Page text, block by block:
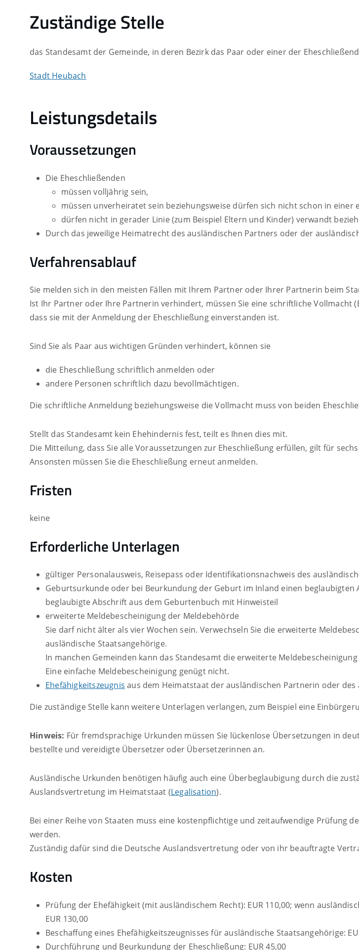
Zuständige Stelle
das Standesamt der Gemeinde, in deren Bezirk das Paar oder einer der
Stadt Heubach
Leistungsdetails
Voraussetzungen
Die Eheschließenden
müssen volljährig sein,
müssen unverheiratet sein beziehungsweise dürfen sich nicht schon in
dürfen nicht in gerader Linie(zum Beispiel Eltern und Kinder) verwandt
Durch das jeweilige Heimatrecht des ausländischen Partners oder der
Verfahrensablauf
Sie melden sich in den meisten Fällen mit Ihrem Partner oder Ihrer Partnerin beim
Ist Ihr Partner oder Ihre Partnerin verhindert, müssen Sie eine schriftliche
dass sie mit der Anmeldung der Eheschließung einverstanden ist.
Sind Sie als Paar aus wichtigen Gründen verhindert, können sie
die Eheschließung schriftlich anmelden oder
andere Personen schriftlich dazu bevollmächtigen.
Die schriftliche Anmeldung beziehungsweise die Vollmacht muss von beiden
Stellt das Standesamt kein Ehehindernis fest, teilt es Ihnen dies mit.
Die Mitteilung, dass Sie alle Voraussetzungen zur Eheschließung erfüllen, gilt für
Ansonsten müssen Sie die Eheschließung erneut anmelden.
Fristen
keine
Erforderliche Unterlagen
gültiger Personalausweis, Reisepass oder Identifikationsnachweis des
Geburtsurkunde oder bei Beurkundung der Geburt im Inland einen
beglaubigte Abschrift aus dem Geburtenbuch mit Hinweisteil
erweiterte Meldebescheinigung der Meldebehörde
Sie darf nicht älter als vier Wochen sein. Verwechseln Sie die erweiterte
ausländische Staatsangehörige.
In manchen Gemeinden kann das Standesamt die erweiterte
Eine einfache Meldebescheinigung genügt nicht.
Ehefähigkeitszeugnis aus dem Heimatstaat der ausländischen Partnerin oder des
Die zuständige Stelle kann weitere Unterlagen verlangen, zum Beispiel eine
Hinweis: Für fremdsprachige Urkunden müssen Sie lückenlose Übersetzungen in
bestellte und vereidigte Übersetzer oder Übersetzerinnen an.
Ausländische Urkunden benötigen häufig auch eine Überbeglaubigung durch die
Auslandsvertretung im Heimatstaat (Legalisation).
Bei einer Reihe von Staaten muss eine kostenpflichtige und zeitaufwendige
werden.
Zuständig dafür sind die Deutsche Auslandsvertretung oder von ihr beauftragte
Kosten
Prüfung der Ehefähigkeit (mit ausländischem Recht): EUR 110,00; wenn
EUR 130,00
Beschaffung eines Ehefähigkeitszeugnisses für ausländische Staatsangehörige:
Durchführung und Beurkundung der Eheschließung: EUR 45,00